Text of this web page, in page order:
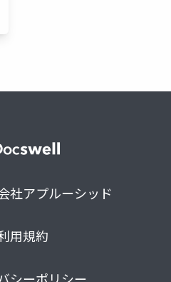
社アプルーシッド
用規約
シーポリシー